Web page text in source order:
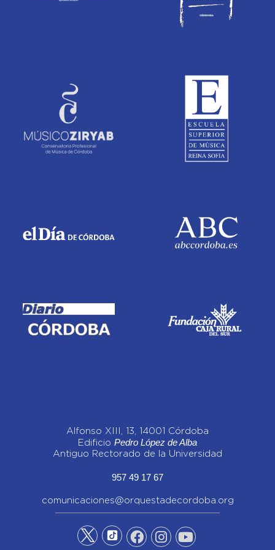
Alfonso XIII, 13, 14001 Córdoba
Edificio Pedro López de Alba
Antiguo Rectorado de la Universidad
957 49 17 67
comunicaciones@orquestadecordoba.org